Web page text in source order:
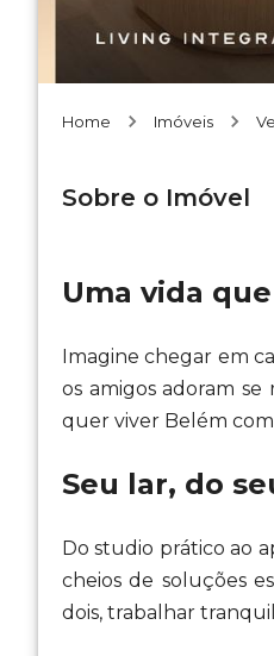
Home Imóveis
Sobre o Imóvel
Uma vida
Imagine chegar em
os amigos adoram
quer viver Belém
Seu lar, do
Do studio prático ao
cheios de soluções
dois, trabalhar